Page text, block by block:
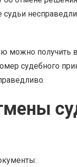
судьи
можно получить
судебного